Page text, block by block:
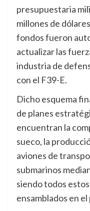
presupuestaria
millones de
fondos fueron
actualizar las
industria de
con el F39-E.
Dicho esquema
de planes
encuentran la
sueco, la
aviones de
submarinos
siendo todos
ensamblados en el